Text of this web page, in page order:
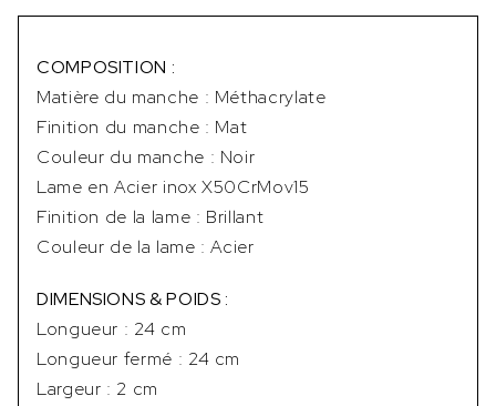
COMPOSITION :
Matière du manche : Méthacrylate
Finition du manche : Mat
Couleur du manche : Noir
Lame en Acier inox X50CrMov15
Finition de la lame : Brillant
Couleur de la lame : Acier
DIMENSIONS & POIDS :
Longueur : 24 cm
Longueur fermé : 24 cm
Largeur : 2 cm